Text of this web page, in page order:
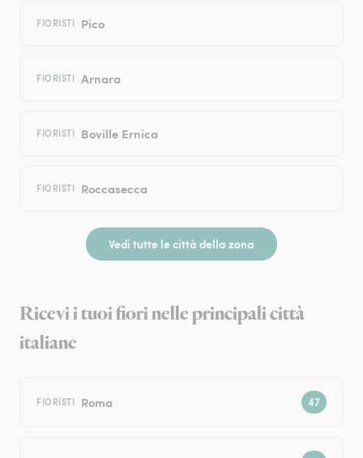
FIORISTI Pico
FIORISTI Arnara
FIORISTI Boville Ernica
FIORISTI Roccasecca
Vedi tutte le città della zona
Ricevi i tuoi fiori nelle principali città
italiane
FIORISTI Roma